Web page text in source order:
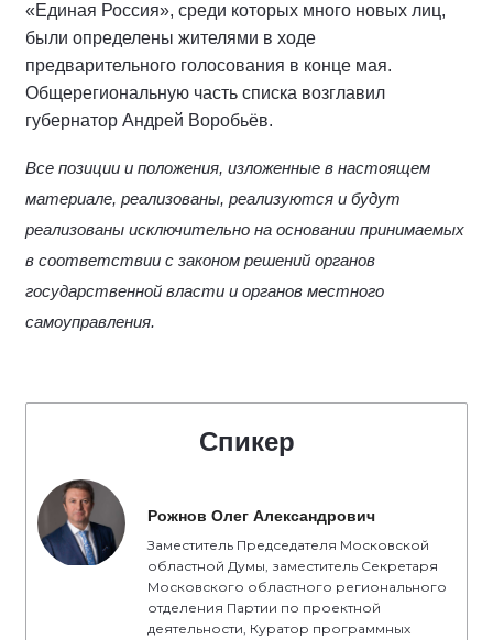
«Единая Россия», среди которых много новых лиц,
были определены жителями в ходе
предварительного голосования в конце мая.
Общерегиональную часть списка возглавил
губернатор Андрей Воробьёв.
Все позиции и положения, изложенные в настоящем
материале, реализованы, реализуются и будут
реализованы исключительно на основании принимаемых
в соответствии с законом решений органов
государственной власти и органов местного
самоуправления.
Спикер
Рожнов Олег Александрович
Заместитель Председателя Московской
областной Думы, заместитель Секретаря
Московского областного регионального
отделения Партии по проектной
деятельности, Куратор программных